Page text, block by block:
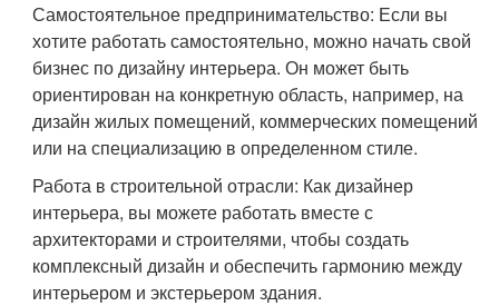
Самостоятельное предпринимательство: Если вы
хотите работать самостоятельно, можно начать свой
бизнес по дизайну интерьера. Он может быть
ориентирован на конкретную область, например, на
дизайн жилых помещений, коммерческих помещений
или на специализацию в определенном стиле.
Работа в строительной отрасли: Как дизайнер
интерьера, вы можете работать вместе с
архитекторами и строителями, чтобы создать
комплексный дизайн и обеспечить гармонию между
интерьером и экстерьером здания.